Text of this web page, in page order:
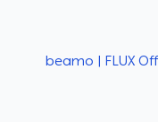
beamo | FLUX